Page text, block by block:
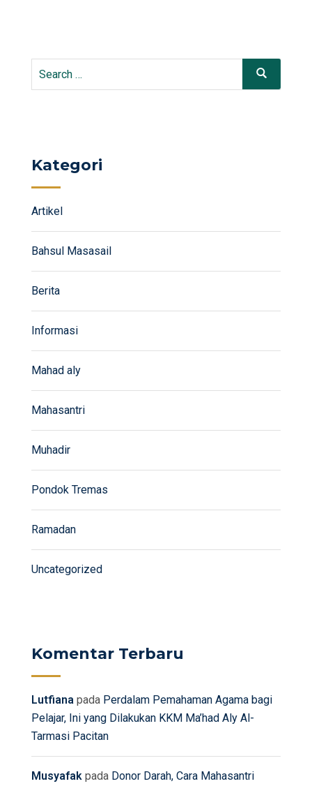
Search
Search
Kategori
Artikel
Bahsul Masasail
Berita
Informasi
Mahad aly
Mahasantri
Muhadir
Pondok Tremas
Ramadan
Uncategorized
Komentar Terbaru
Lutfiana pada Perdalam Pemahaman Agama bagi
Pelajar, Ini yang Dilakukan KKM Ma’had Aly Al-
Tarmasi Pacitan
Musyafak pada Donor Darah, Cara Mahasantri